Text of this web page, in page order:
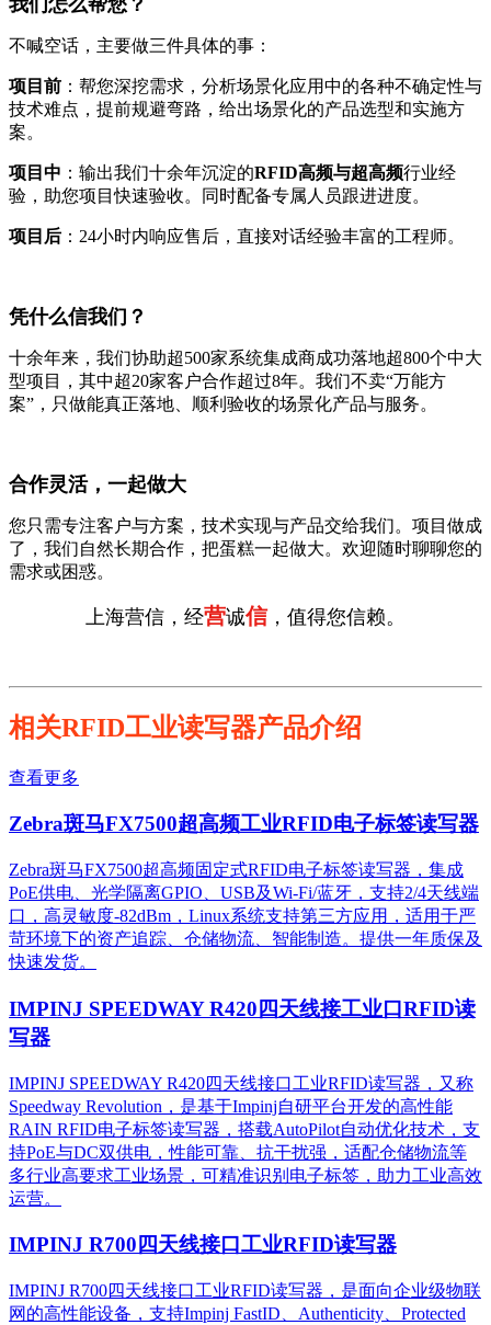
不喊空话，主要做三件具体的事：
项目前 ：帮您深挖需求，分析场景化应用中的各种不确定性与
技术难点，提前规避弯路，给出场景化的产品选型和实施方
案。
项目中 ：输出我们十余年沉淀的RFID高频与超高频行业经
验，助您项目快速验收。同时配备专属人员跟进进度。
项目后 ：24小时内响应售后，直接对话经验丰富的工程师。
凭什么信我们？
十余年来，我们协助超500家系统集成商成功落地超800个中大
型项目，其中超20家客户合作超过8年。我们不卖“万能方
案”，只做能真正落地、顺利验收的场景化产品与服务。
合作灵活，一起做大
您只需专注客户与方案，技术实现与产品交给我们。项目做成
了，我们自然长期合作，把蛋糕一起做大。欢迎随时聊聊您的
需求或困惑。
上海营信，经营诚信，值得您信赖。
相关RFID工业读写器产品介绍
查看更多
Zebra斑马FX7500超高频工业RFID电子标签读写器
Zebra斑马FX7500超高频固定式RFID电子标签读写器，集成
PoE供电、光学隔离GPIO、USB及Wi-Fi/蓝牙，支持2/4天线端
口，高灵敏度-82dBm，Linux系统支持第三方应用，适用于严
苛环境下的资产追踪、仓储物流、智能制造。提供一年质保及
快速发货。
IMPINJ SPEEDWAY R420四天线接工业口RFID读
写器
IMPINJ SPEEDWAY R420四天线接口工业RFID读写器，又称
Speedway Revolution，是基于Impinj自研平台开发的高性能
RAIN RFID电子标签读写器，搭载AutoPilot自动优化技术，支
持PoE与DC双供电，性能可靠、抗干扰强，适配仓储物流等
多行业高要求工业场景，可精准识别电子标签，助力工业高效
运营。​
IMPINJ R700四天线接口工业RFID读写器
IMPINJ R700四天线接口工业RFID读写器，是面向企业级物联
网的高性能设备，支持Impinj FastID、Authenticity、Protected